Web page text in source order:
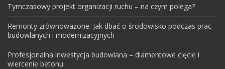
Tymczasowy projekt organizacji ruchu – na czym polega?
Remonty zrównoważone: Jak dbać o środowisko podczas prac
budowlanych i modernizacyjnych
Profesjonalna inwestycja budowlana – diamentowe cięcie i
wiercenie betonu